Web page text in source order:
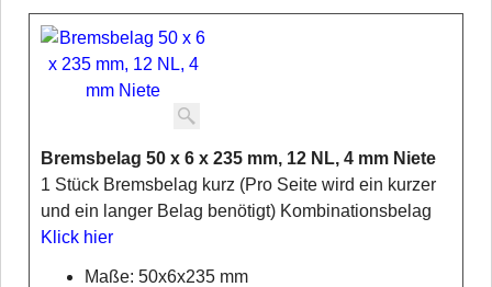
Bremsbelag 50 x 6 x 235 mm, 12 NL, 4 mm Niete
1 Stück Bremsbelag kurz (Pro Seite wird ein kurzer
und ein langer Belag benötigt) Kombinationsbelag
Klick hier
Maße: 50x6x235 mm